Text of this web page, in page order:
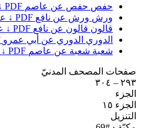
حفص حفص عن عاصم PDF ↓
ورش ورش عن نافع PDF ↓
قالون قالون عن نافع PDF ↓
الدوري الدوري عن أبي عمرو
شعبة شعبة عن عاصم PDF ↓
صفحات المصحف المدنيّ
٢٩٣ – ٣٠٤
الجزء
الجزء ١٥
التنزيل